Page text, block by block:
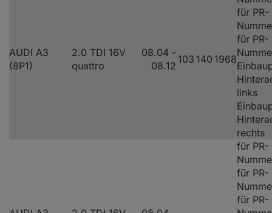
AUDI A3
(8P1)
2.0 TDI 16V
quattro
08.04 -
08.12
103 140 1968
für PR-
für PR-
links
rechts
für PR-
für PR-
für PR-